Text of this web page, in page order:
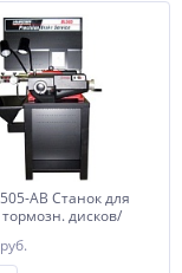
AВ Cтанок для
дисков/
верстак
руб.